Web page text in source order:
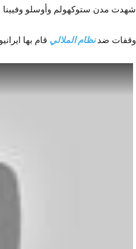
شهدت مدن ستوكهولم وأوسلو وفيينا
وقفات ضدنظام الملالي قام بها